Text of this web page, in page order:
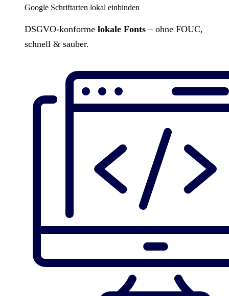
Google Schriftarten lokal einbinden
DSGVO-konforme lokale Fonts – ohne FOUC,
schnell & sauber.